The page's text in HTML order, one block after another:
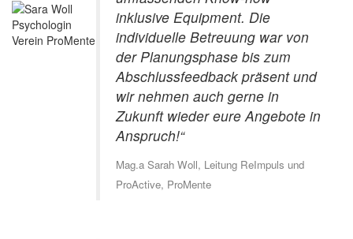
inklusive Equipment. Die
individuelle Betreuung war von
der Planungsphase bis zum
Abschlussfeedback präsent und
wir nehmen auch gerne in
Zukunft wieder eure Angebote in
Anspruch!“
Mag.a Sarah Woll, Leitung ReImpuls und
ProActive, ProMente